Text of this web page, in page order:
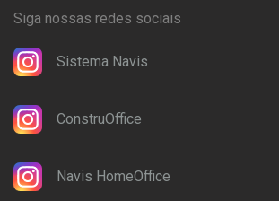
Siga nossas redes sociais
Sistema Navis
ConstruOffice
Navis HomeOffice